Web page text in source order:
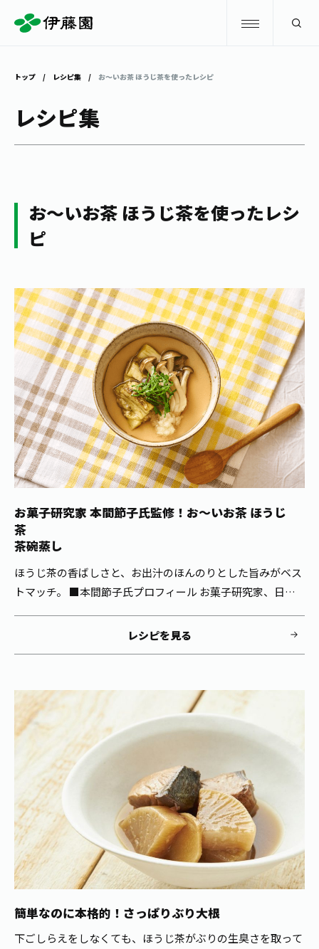
お〜いお茶
TULLY'S COFFEE
1日分の野菜
商品情報
ブランドから探す
カテゴリーから探す
キーワードから探す
お茶を知る・楽しむ
お茶のいれ方
動画ギャラリー
レシピ集
お茶を知る
お茶百科
お茶百科キッズ
茶産地育成事業
茶殻リサイクルシステム
体験・イベント
体験・イベント
見学・体験
工場見学
お茶の複合型博物館
食育・文化
食育・イベント
新俳句大賞
Green Tea for Good
未来の桜プロジェクト
伊藤園レディス
店舗・通販
店舗・通販
伊藤園の店舗トップ
茶寮伊藤園
店舗検索
通信販売トップ
THE ITOEN
Inner CHARM
健康体
お客様相談室
企業情報 GLOBAL
トップ レシピ集 お～いお茶 ほうじ茶を使ったレシピ
レシピ集
お～いお茶 ほうじ茶を使ったレシ
ピ
お菓子研究家 本間節子氏監修！ お～いお茶 ほうじ
茶
茶碗蒸し
ほうじ茶の香ばしさと、お出汁のほんのりとした旨みがベス
トマッチ。 ■本間節子氏プロフィール お菓子研究家、日本
ｉｅｒ ｈ（アトリエ・エイチ）」を主宰。季節感と食材の
レシピを見る
簡単なのに本格的！さっぱりぶり大根
下ごしらえをしなくても、ほうじ茶がぶりの生臭さを取って